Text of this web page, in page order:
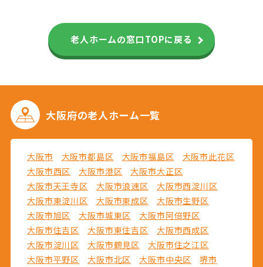
老人ホームの窓口TOPに戻る
大阪府の老人ホーム一覧
大阪市 大阪市都島区 大阪市福島区
大阪市此花区
大阪市西区
大阪市港区
大阪市大正区
大阪市天王寺区
大阪市浪速区
大阪市西淀川区
大阪市東淀川区
大阪市東成区
大阪市生野区
大阪市旭区
大阪市城東区
大阪市阿倍野区
大阪市住吉区
大阪市東住吉区
大阪市西成区
大阪市淀川区
大阪市鶴見区
大阪市住之江区
大阪市平野区
大阪市北区 大阪市中央区
堺市